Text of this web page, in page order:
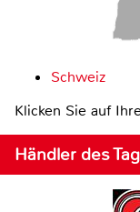
Schweiz
Klicken Sie auf
Händler des